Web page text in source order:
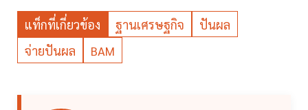
แท็กที่เกี่ยวข้อง ฐานเศรษฐกิจ
ปันผล
จ่ายปันผล
BAM